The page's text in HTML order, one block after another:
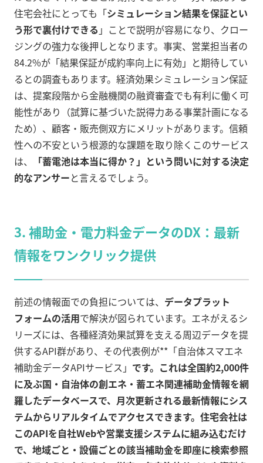
住宅会社にとっても「シミュレーション結果を保証とい
う形で裏付けできる 」ことで説明が容易になり、クロー
ジングの強力な後押しとなります。事実、営業担当者の
84.2%が「結果保証が成約率向上に有効」と期待してい
るとの調査もあります。経済効果シミュレーション保証
は、提案段階から金融機関の融資審査でも有利に働く可
能性があり（試算に基づいた説得力ある事業計画になる
ため）、顧客・販売側双方にメリットがあります。信頼
性への不安という根源的な課題を取り除くこのサービス
は、
「蓄電池は本当に得か？」という問いに対する決定
的なアンサーと言えるでしょう。
3.補助金・電力料金データのDX：最新
情報をワンクリック提供
前述の情報面での負担については、 データプラット
フォームの活用で解決が図られています。エネがえるシ
リーズには、各種経済効果試算を支える周辺データを提
供するAPI群があり、その代表例が**「自治体スマエネ
補助金データAPIサービス」 です。これは全国約2,000件
に及ぶ国・自治体の創エネ・蓄エネ関連補助金情報を網
羅したデータベースで、月次更新される最新情報にシス
テムからリアルタイムでアクセスできます。住宅会社は
このAPIを自社Webや営業支援システムに組み込むだけ
で、地域ごと・設備ごとの該当補助金を即座に検索参照